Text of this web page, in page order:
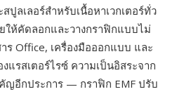
ลเลอร์สำหรับเนื้อหาเวกเตอร์ทั่ว
ให้คัดลอกและวางกราฟิกแบบไม่
ร Office, เครื่องมือออกแบบ และ
รสเตอร์ไรซ์ ความเป็นอิสระจาก
ญอีกประการ — กราฟิก EMF ปรับ